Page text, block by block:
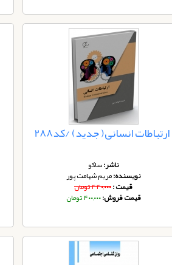
ارتباطات انسانی( جدید) /کد288
ناشر:ساکو
نویسنده:مریم شهامت پور
قیمت :۴۴۰,۰۰۰ تومان
قیمت فروش:۴۰۰,۰۰۰ تومان